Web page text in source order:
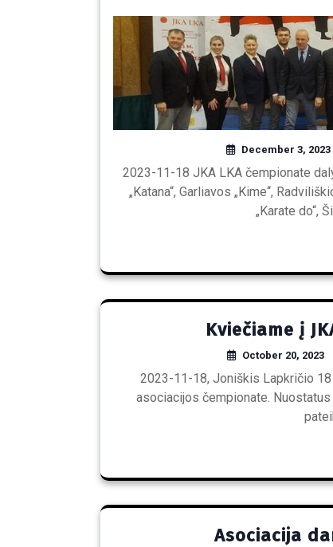
December 3, 2023
2023-11-18 JKA LKA čempionate
„Katana“, Garliavos „Kime“,
„Karate do“,
Kviečiame į
October 20, 2023
2023-11-18, Joniškis Lapkričio
asociacijos čempionate.
Asociacija